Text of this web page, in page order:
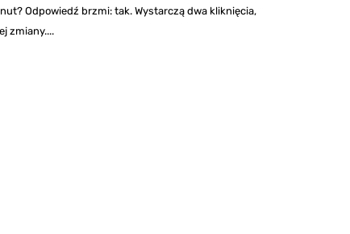
Odpowiedź brzmi: tak. Wystarczą dwa kliknięcia,
zmiany....